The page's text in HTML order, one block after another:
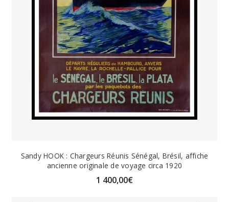
Sandy HOOK : Chargeurs Réunis Sénégal, Brésil, affiche
ancienne originale de voyage circa 1920
1 400,00€